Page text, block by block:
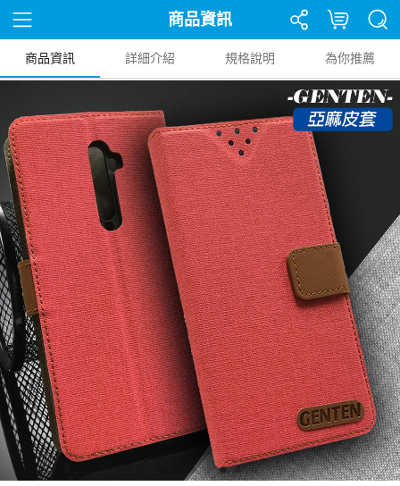
商品資訊
商品資訊 詳細介紹 規格說明 為你推薦